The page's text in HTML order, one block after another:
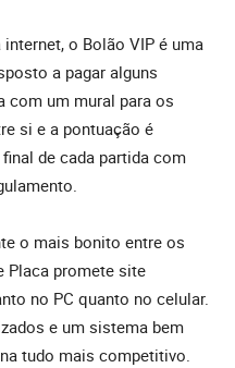
o Bolão VIP é uma
a pagar alguns
com um mural para os
si e a pontuação é
de cada partida com
o mais bonito entre os
Placa promete site
no PC quanto no celular.
e um sistema bem
tudo mais competitivo.